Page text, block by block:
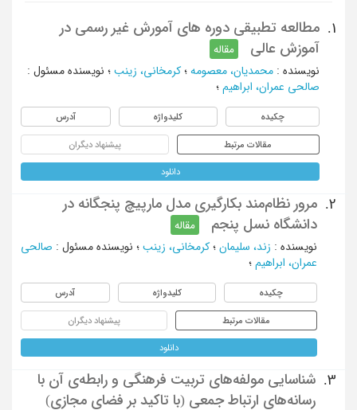
1.
مطالعه تطبیقی دوره های آمورش غیر رسمی در
آموزش عالی
مقاله
نویسنده : محمدیان، معصومه ؛ کرمخانی، زینب ؛ نویسنده مسئول :
صالحی عمران، ابراهیم ؛
چکیده کلیدواژه آدرس
مقالات مرتبط پیشنهاد دیگران
دانلود
2.
مرور نظام‌مند بکارگیری مدل مارپیچ پنجگانه در
دانشگاه نسل پنجم
مقاله
نویسنده : زند، سلیمان ؛ کرمخانی، زینب ؛ نویسنده مسئول : صالحی
عمران، ابراهیم ؛
چکیده کلیدواژه آدرس
مقالات مرتبط پیشنهاد دیگران
دانلود
3.
شناسایی مولفه‌های تربیت فرهنگی و رابطه‌ی آن با
رسانه‌های ارتباط جمعی (با تاکید بر فضای مجازی)